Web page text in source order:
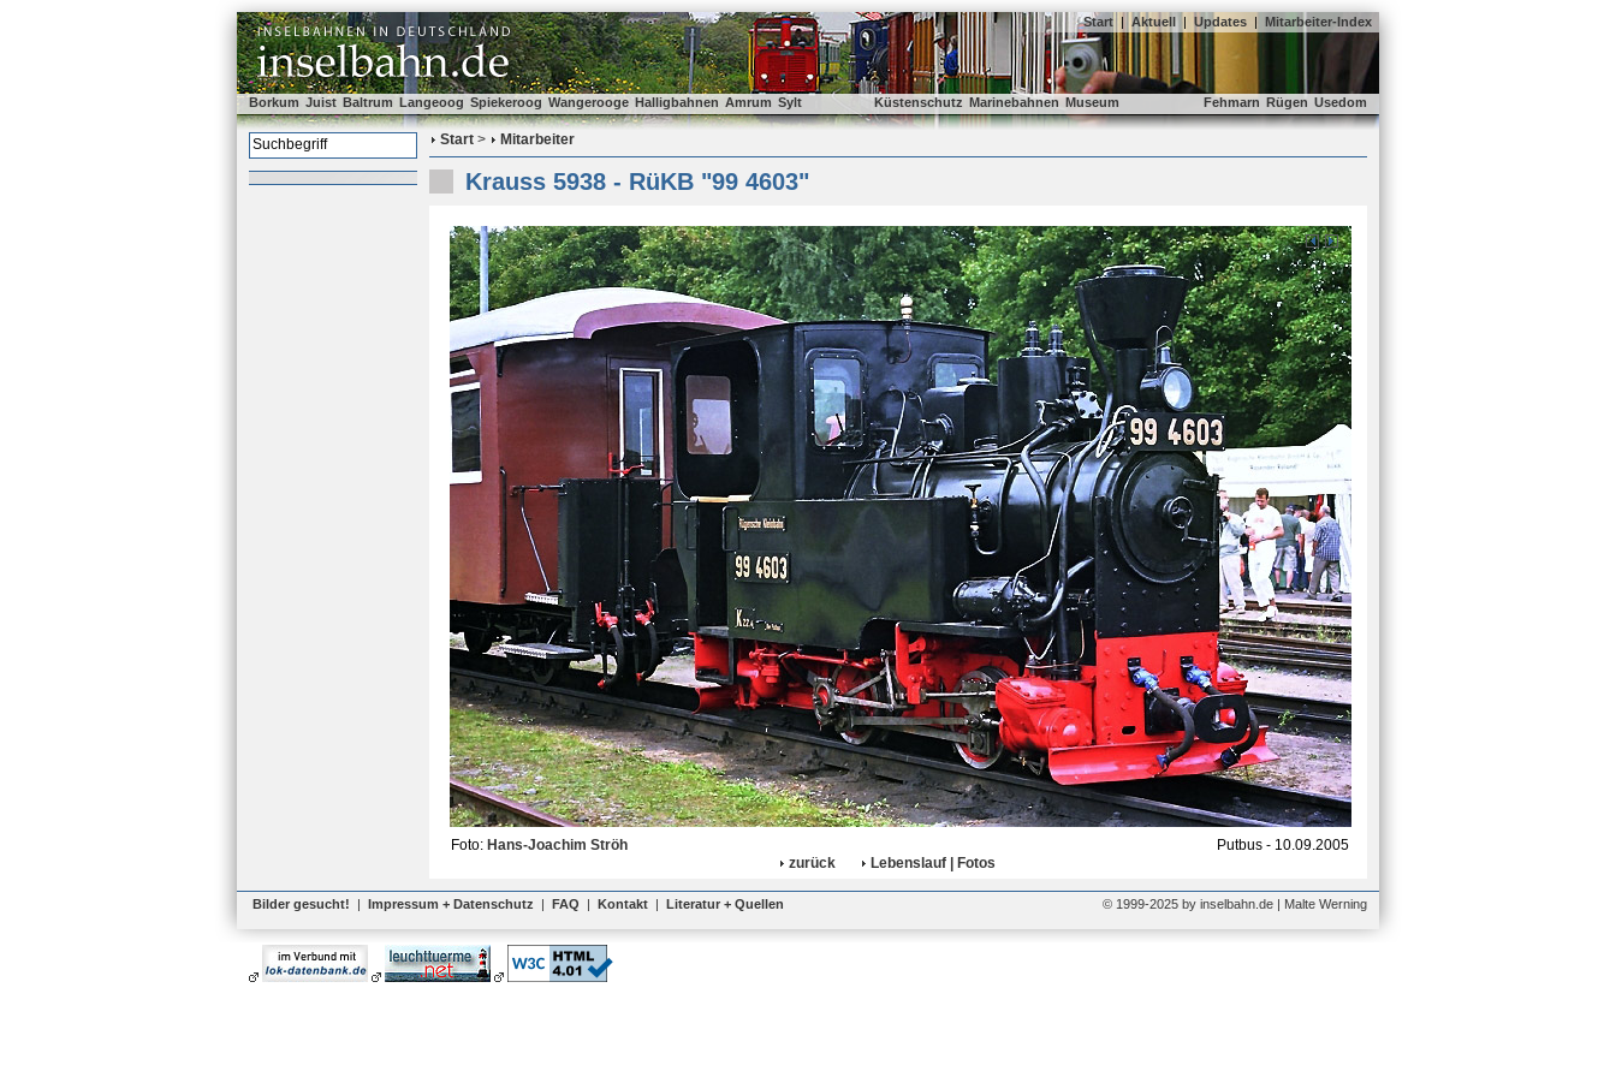
Start | Aktuell | Updates | Mitarbeiter-Index
Borkum Juist Baltrum Langeoog Spiekeroog Wangerooge Halligbahnen Amrum Sylt Küstenschutz Marinebahnen Museum Fehmarn Rügen Usedom
Start > Mitarbeiter
Krauss 5938 - RüKB "99 4603"
Foto: Hans-Joachim Ströh
Putbus - 10.09.2005
zurück
Lebenslauf | Fotos
Bilder gesucht! | Impressum + Datenschutz | FAQ | Kontakt | Literatur + Quellen © 1999-2025 by inselbahn.de | Malte Werning